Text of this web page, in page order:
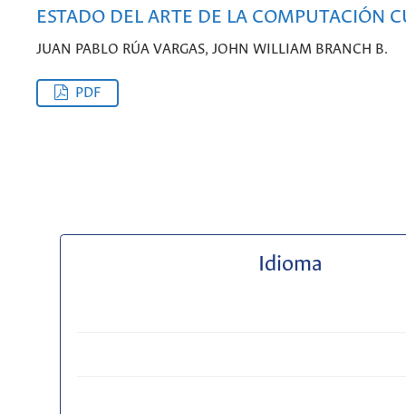
ESTADO DEL ARTE DE LA COMPUTACIÓN
JUAN PABLO RÚA VARGAS, JOHN WILLIAM BRANCH B.
PDF
Idioma